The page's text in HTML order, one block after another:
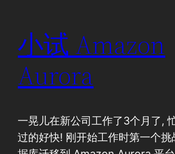
小试 Amazon
Aurora
一晃儿在新公司工作了3个月了,
过的好快! 刚开始工作时第一个挑